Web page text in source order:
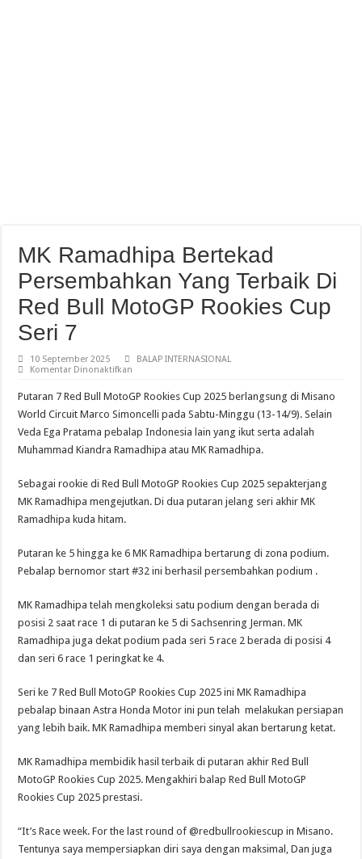
MK Ramadhipa Bertekad
Persembahkan Yang Terbaik Di
Red Bull MotoGP Rookies Cup
Seri 7
10 September 2025
BALAP INTERNASIONAL
Komentar Dinonaktifkan
Ramadhipa
Bertekad
Persembahkan
Yang
Terbaik
Red
Rookies
Cup
Seri
Putaran 7 Red Bull MotoGP Rookies Cup 2025 berlangsung di Misano
World Circuit Marco Simoncelli pada Sabtu-Minggu (13-14/9). Selain
Veda Ega Pratama pebalap Indonesia lain yang ikut serta adalah
Muhammad Kiandra Ramadhipa atau MK Ramadhipa.
Sebagai rookie di Red Bull MotoGP Rookies Cup 2025 sepakterjang
MK Ramadhipa mengejutkan. Di dua putaran jelang seri akhir MK
Ramadhipa kuda hitam.
Putaran ke 5 hingga ke 6 MK Ramadhipa bertarung di zona podium.
Pebalap bernomor start #32 ini berhasil persembahkan podium .
MK Ramadhipa telah mengkoleksi satu podium dengan berada di
posisi 2 saat race 1 di putaran ke 5 di Sachsenring Jerman. MK
Ramadhipa juga dekat podium pada seri 5 race 2 berada di posisi 4
dan seri 6 race 1 peringkat ke 4.
Seri ke 7 Red Bull MotoGP Rookies Cup 2025 ini MK Ramadhipa
pebalap binaan Astra Honda Motor ini pun telah melakukan persiapan
yang lebih baik. MK Ramadhipa memberi sinyal akan bertarung ketat.
MK Ramadhipa membidik hasil terbaik di putaran akhir Red Bull
MotoGP Rookies Cup 2025. Mengakhiri balap Red Bull MotoGP
Rookies Cup 2025 prestasi.
“It’s Race week. For the last round of @redbullrookiescup in Misano.
Tentunya saya mempersiapkan diri saya dengan maksimal, Dan juga